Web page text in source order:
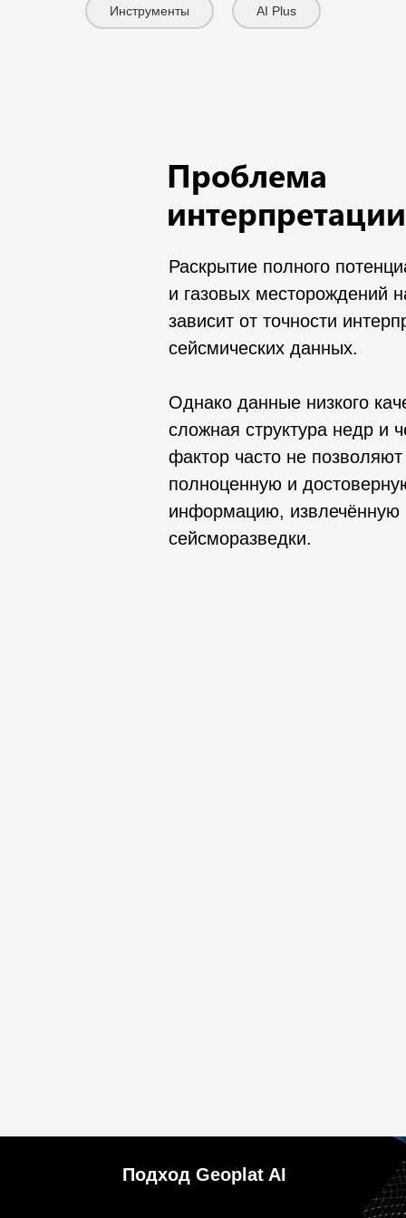
Инструменты AI Plus
Раскрытие полного
и газовых месторождений
зависит от точности
сейсмических данных.
Однако данные низкого
сложная структура недр и
фактор часто не позволяют
полноценную и
информацию, извлечённую
сейсморазведки.
Проблема
интерпретации
Подход Geoplat AI